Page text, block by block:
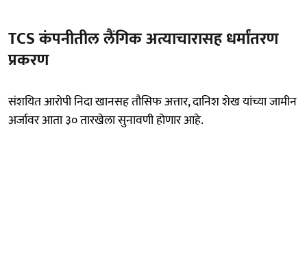
TCS कंपनीतील लैंगिक अत्याचारासह धर्मांतरण
प्रकरण
संशयित आरोपी निदा खानसह तौसिफ अत्तार, दानिश शेख यांच्या जामीन
अर्जावर आता ३० तारखेला सुनावणी होणार आहे.